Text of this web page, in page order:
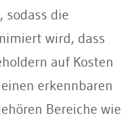
sodass die
wird, dass
auf Kosten
erkennbaren
Bereiche wie